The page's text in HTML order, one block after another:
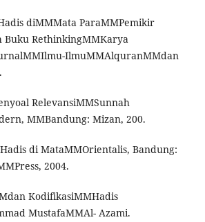
diMMMata ParaMMPemikir
Buku RethinkingMMKarya
IlmuMMAlquranMMdan
RelevansiMMSunnah
MMBandung: Mizan, 200.
di MataMMOrientalis, Bandung:
2004.
KodifikasiMMHadis
MustafaMMAl- Azami.